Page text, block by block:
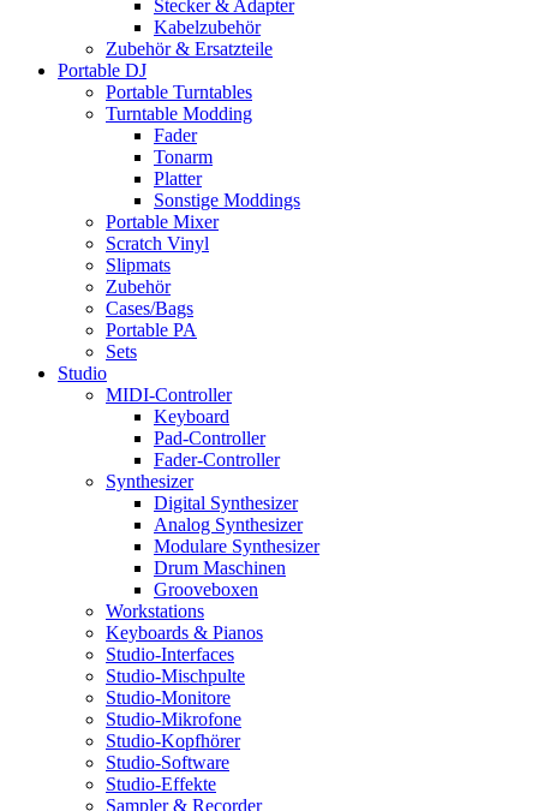
Stecker & Adapter
Kabelzubehör
Zubehör & Ersatzteile
Portable DJ
Portable Turntables
Turntable Modding
Fader
Tonarm
Platter
Sonstige Moddings
Portable Mixer
Scratch Vinyl
Slipmats
Zubehör
Cases/Bags
Portable PA
Sets
Studio
MIDI-Controller
Keyboard
Pad-Controller
Fader-Controller
Synthesizer
Digital Synthesizer
Analog Synthesizer
Modulare Synthesizer
Drum Maschinen
Grooveboxen
Workstations
Keyboards & Pianos
Studio-Interfaces
Studio-Mischpulte
Studio-Monitore
Studio-Mikrofone
Studio-Kopfhörer
Studio-Software
Studio-Effekte
Sampler & Recorder